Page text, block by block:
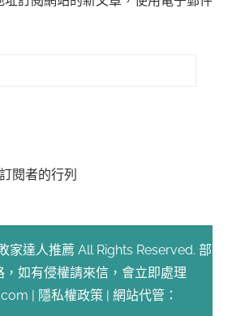
閱者的行列
家達人推薦 All Rights Reserved. 部
，如有侵權請來信，會立即處理
| 隱私權政策 | 網站代管：